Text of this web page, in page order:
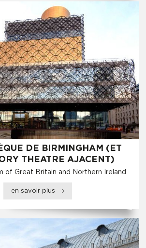
DE BIRMINGHAM (ET
THEATRE AJACENT)
of Great Britain and Northern Ireland
en savoir plus